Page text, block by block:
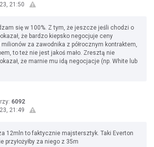
21:50
się w 100%. Z tym, że jeszcze jeśli chodzi o
że bardzo kiepsko negocjuje ceny
milionów za zawodnika z półrocznym kontraktem,
to też nie jest jakoś mało. Zresztą nie
że marnie mu idą negocjacje (np. White lub
6092
21:49
12mln to faktycznie majstersztyk. Taki Everton
przyłożyłby za niego z 35m